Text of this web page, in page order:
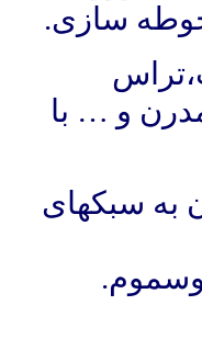
سازی.
مدرن و … با
به سبکهای